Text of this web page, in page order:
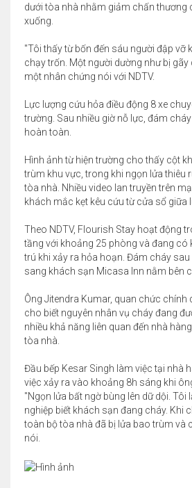
dưới tòa nhà nhằm giảm chấn thương
xuống.
"Tôi thấy từ bốn đến sáu người đập vỡ
chạy trốn. Một người dường như bị
một nhân chứng nói với NDTV.
Lực lượng cứu hỏa điều động 8 xe
trường. Sau nhiều giờ nỗ lực, đám
hoàn toàn.
Hình ảnh từ hiện trường cho thấy cột
trùm khu vực, trong khi ngọn lửa thiêu
tòa nhà. Nhiều video lan truyền trên
khách mắc kẹt kêu cứu từ cửa sổ giữa
Theo NDTV, Flourish Stay hoạt động
tầng với khoảng 25 phòng và đang có
trú khi xảy ra hỏa hoạn. Đám cháy
sang khách sạn Micasa Inn nằm bên
Ông Jitendra Kumar, quan chức chính
cho biết nguyên nhân vụ cháy đang
nhiều khả năng liên quan đến nhà
tòa nhà.
Đầu bếp Kesar Singh làm việc tại nhà
việc xảy ra vào khoảng 8h sáng khi
"Ngọn lửa bất ngờ bùng lên dữ dội.
nghiệp biết khách sạn đang cháy. Khi
toàn bộ tòa nhà đã bị lửa bao trùm và
nói.